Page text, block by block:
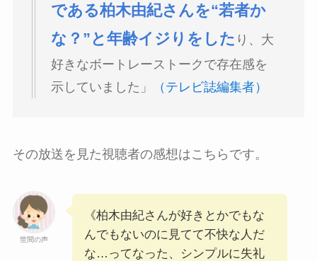
である柏木由紀さんを“若者か
な？”と年齢イジりをした り、大
好きなボートレーストークで存在感を
示していました」
（テレビ誌編集者）
その放送を見た視聴者の感想はこちらです。
世間の声
《柏木由紀さんが好きとかでもな
んでもないのに見てて不快な人だ
な…ってなった、シンプルに失礼